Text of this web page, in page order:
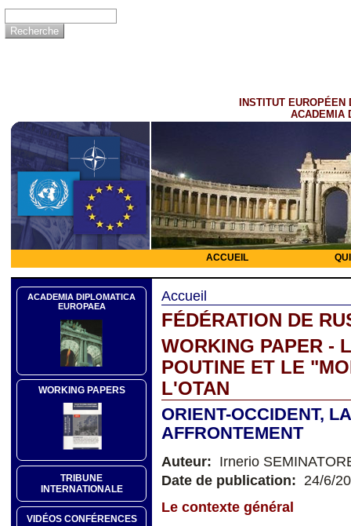
INSTITUT EUROPÉEN
ACADEMIA
ACCUEIL
ACADEMIA DIPLOMATICA
EUROPAEA
WORKING PAPERS
TRIBUNE
INTERNATIONALE
VIDÉOS CONFÉRENCES
Accueil
FÉDÉRATION DE
WORKING PAPER -
POUTINE ET LE
L'OTAN
ORIENT-OCCIDENT,
AFFRONTEMENT
Auteur: Irnerio
Date de publication: 24/6/
Le contexte général